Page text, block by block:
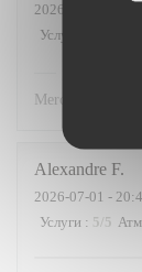
2026-07-02
-
Услуги
Merci.
Alexandre F
2026-07-01 -
Услуги : 5/5